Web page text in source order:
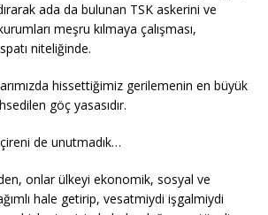
ada da bulunan TSK askerini ve
meşru kılmaya çalışması,
niteliğinde.
hissettiğimiz gerilemenin en büyük
göç yasasıdır.
de unutmadık…
onlar ülkeyi ekonomik, sosyal ve
hale getirip, vesatmiydi işgalmiydi